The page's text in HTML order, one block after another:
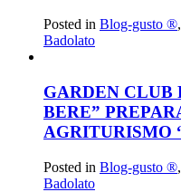
Posted in Blog-gusto ®,
Badolato
GARDEN CLUB
BERE”
AGRITURISMO
Posted in Blog-gusto ®,
Badolato